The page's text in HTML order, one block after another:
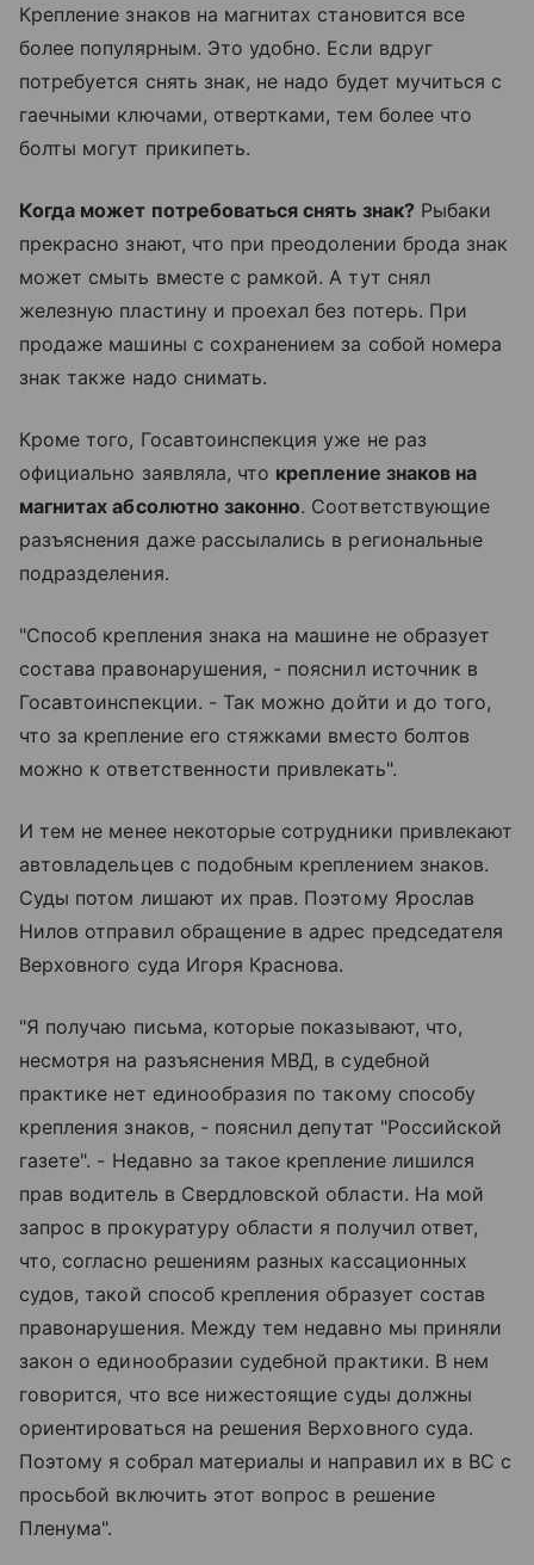
Крепление знаков на магнитах становится все
более популярным. Это удобно. Если вдруг
потребуется снять знак, не надо будет мучиться с
гаечными ключами, отвертками, тем более что
болты могут прикипеть.
Когда может потребоваться снять знак?Рыбаки
прекрасно знают, что при преодолении брода знак
может смыть вместе с рамкой. А тут снял
железную пластину и проехал без потерь. При
продаже машины с сохранением за собой номера
знак также надо снимать.
Кроме того, Госавтоинспекция уже не раз
официально заявляла, что крепление знаков на
магнитах абсолютно законно. Соответствующие
разъяснения даже рассылались в региональные
подразделения.
"Способ крепления знака на машине не образует
состава правонарушения, - пояснил источник в
Госавтоинспекции. - Так можно дойти и до того,
что за крепление его стяжками вместо болтов
можно к ответственности привлекать".
И тем не менее некоторые сотрудники привлекают
автовладельцев с подобным креплением знаков.
Суды потом лишают их прав. Поэтому Ярослав
Нилов отправил обращение в адрес председателя
Верховного суда Игоря Краснова.
"Я получаю письма, которые показывают, что,
несмотря на разъяснения МВД, в судебной
практике нет единообразия по такому способу
крепления знаков, - пояснил депутат "Российской
газете". - Недавно за такое крепление лишился
прав водитель в Свердловской области. На мой
запрос в прокуратуру области я получил ответ,
что, согласно решениям разных кассационных
судов, такой способ крепления образует состав
правонарушения. Между тем недавно мы приняли
закон о единообразии судебной практики. В нем
говорится, что все нижестоящие суды должны
ориентироваться на решения Верховного суда.
Поэтому я собрал материалы и направил их в ВС с
просьбой включить этот вопрос в решение
Пленума".